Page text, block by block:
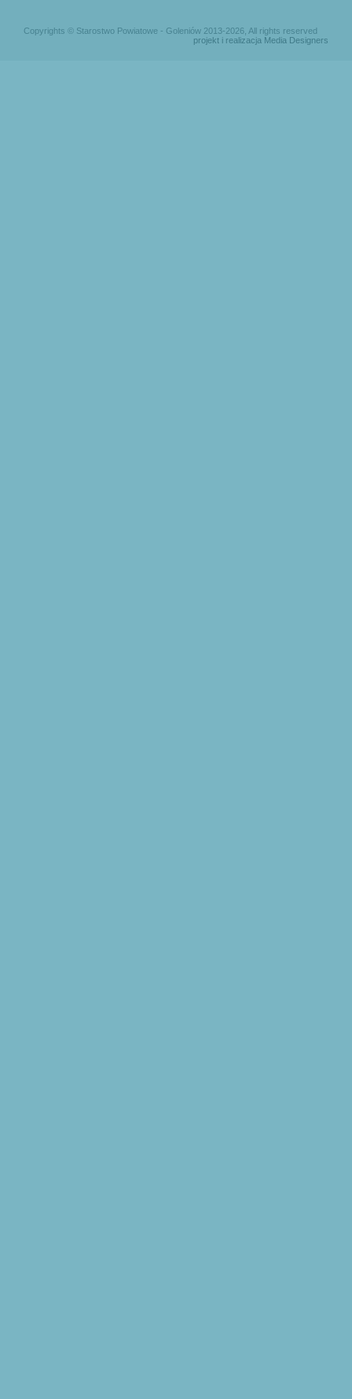
Copyrights © Starostwo Powiatowe - Goleniów 2013-2026, All rights reserved
projekt i realizacja Media Designers